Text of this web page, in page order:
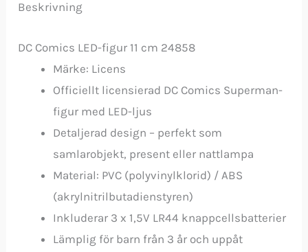
Beskrivning
DC Comics LED-figur 11 cm 24858
Märke: Licens
Officiellt licensierad DC Comics Superman-
figur med LED-ljus
Detaljerad design – perfekt som
samlarobjekt, present eller nattlampa
Material: PVC (polyvinylklorid) / ABS
(akrylnitrilbutadienstyren)
Inkluderar 3 x 1,5V LR44 knappcellsbatterier
Lämplig för barn från 3 år och uppåt